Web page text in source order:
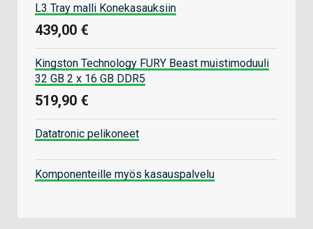
L3 Tray malli Konekasauksiin
439,00 €
Kingston Technology FURY Beast muistimoduuli
32 GB 2 x 16 GB DDR5
519,90 €
Datatronic pelikoneet
Komponenteille myös kasauspalvelu